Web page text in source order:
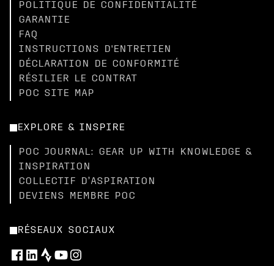
POLITIQUE DE CONFIDENTIALITÉ
GARANTIE
FAQ
INSTRUCTIONS D'ENTRETIEN
DÉCLARATION DE CONFORMITÉ
RÉSILIER LE CONTRAT
POC SITE MAP
EXPLORE & INSPIRE
POC JOURNAL: GEAR UP WITH KNOWLEDGE &
INSPIRATION
COLLECTIF D’ASPIRATION
DEVIENS MEMBRE POC
RÉSEAUX SOCIAUX